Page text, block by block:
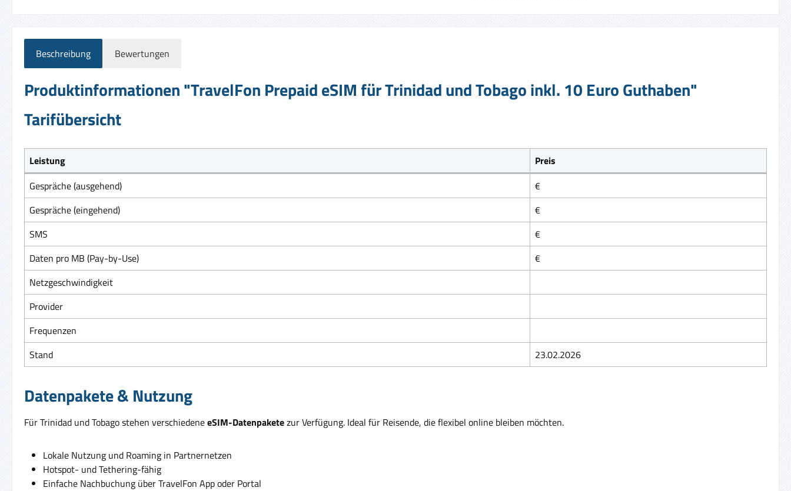
Beschreibung Bewertungen
Produktinformationen "TravelFon Prepaid eSIM für Trinidad und Tobago inkl. 10 Euro Guthaben"
Tarifübersicht
Leistung
Preis
Gespräche (ausgehend)
€
Gespräche (eingehend)
€
SMS
€
Daten pro MB (Pay-by-Use)
€
Netzgeschwindigkeit
Provider
Frequenzen
Stand
23.02.2026
Datenpakete & Nutzung
Für Trinidad und Tobago stehen verschiedeneeSIM-Datenpaketezur Verfügung. Ideal für Reisende, die flexibel online bleiben möchten.
Lokale Nutzung und Roaming in Partnernetzen
Hotspot- und Tethering-fähig
Einfache Nachbuchung über TravelFon App oder Portal